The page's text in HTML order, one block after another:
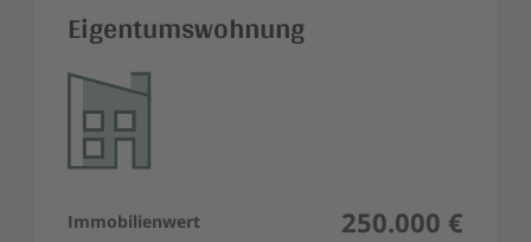
Eigentumswohnung
Immobilienwert 250.000 €